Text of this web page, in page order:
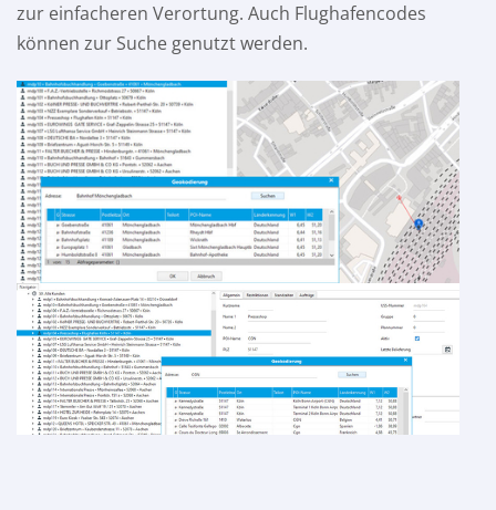
zur einfacheren Verortung. Auch Flughafencodes
können zur Suche genutzt werden.